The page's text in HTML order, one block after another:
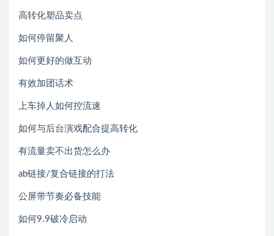
高转化塑品卖点
如何停留聚人
如何更好的做互动
有效加团话术
上车掉人如何控流速
如何与后台演戏配合提高转化
有流量卖不出货怎么办
ab链接/复合链接的打法
公屏带节奏必备技能
如何9.9破冷启动